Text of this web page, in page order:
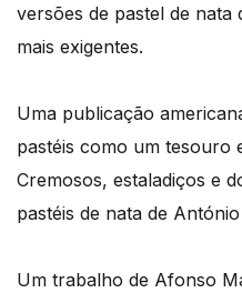
versões de pastel de nata
mais exigentes.
Uma publicação
pastéis como um tesouro
Cremosos, estaladiços e
pastéis de nata de
Um trabalho de Afonso